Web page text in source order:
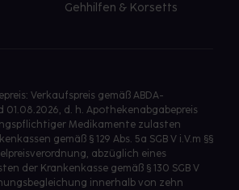
Gehhilfen & Korsetts
Verkaufspreis gemäß ABDA-
01.08.2026, d. h. Apothekenabgabepreis
Medikamente zulasten
gemäß § 129 Abs. 5a SGB V i.V.m §§
abzüglich eines
der Krankenkasse gemäß § 130 SGB V
innerhalb von zehn